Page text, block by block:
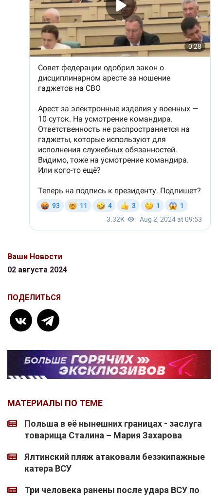
Ваши Новости
02 августа 2024
ПОДЕЛИТЬСЯ
МАТЕРИАЛЫ ПО ТЕМЕ
Польша в её нынешних границах - заслуга
товарища Сталина – Мария Захарова
Ялтинский пляж атаковали безэкипажные
катера ВСУ
Три человека ранены после удара ВСУ по